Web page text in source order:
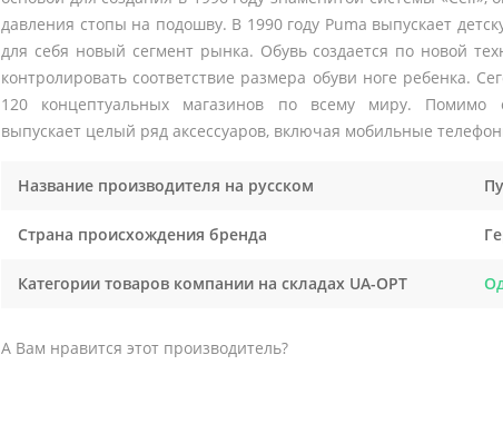
давления стопы на подошву. В 1990 году Puma выпускает
для себя новый сегмент рынка. Обувь создается по новой
контролировать соответствие размера обуви ноге ребенка.
120 концептуальных магазинов по всему миру. Помимо
выпускает целый ряд аксессуаров, включая мобильные
Название производителя на русском
Страна происхождения бренда
Категории товаров компании на складах UA-OPT
А Вам нравится этот производитель?